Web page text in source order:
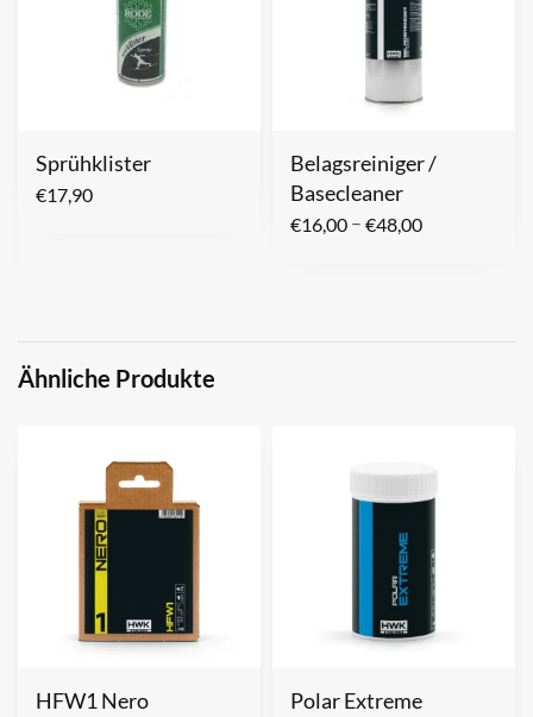
Sprühklister
€17,90
Belagsreiniger /
Basecleaner
€16,00 – €48,00
Ähnliche Produkte
HFW1 Nero Polar Extreme